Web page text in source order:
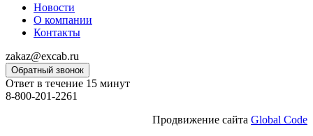
Новости
О компании
Контакты
zakaz@excab.ru
Обратный звонок
Ответ в течение 15 минут
8-800-201-2261
Продвижение сайта Global Code